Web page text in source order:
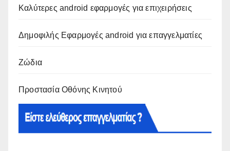
Καλύτερες android εφαρμογές για επιχειρήσεις
Δημοφιλής Εφαρμογές android για επαγγελματίες
Ζώδια
Προστασία Οθόνης Κινητού